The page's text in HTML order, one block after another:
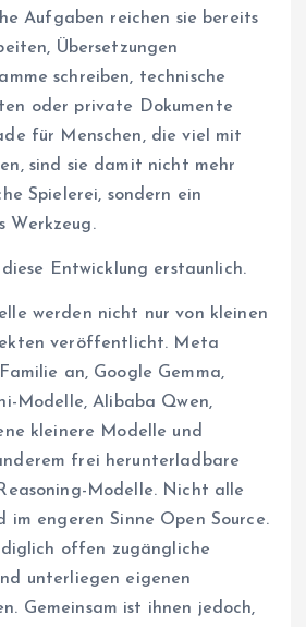
Aufgaben reichen sie bereits
Übersetzungen
schreiben, technische
oder private Dokumente
für Menschen, die viel mit
sind sie damit nicht mehr
Spielerei, sondern ein
Werkzeug.
Entwicklung erstaunlich.
werden nicht nur von kleinen
veröffentlicht. Meta
an, Google Gemma,
Modelle, Alibaba Qwen,
kleinere Modelle und
frei herunterladbare
Modelle. Nicht alle
im engeren Sinne Open Source.
offen zugängliche
unterliegen eigenen
Gemeinsam ist ihnen jedoch,